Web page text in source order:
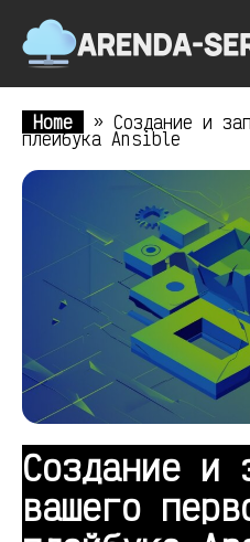
Home » Создание и
плейбука Ansible
Создание и
вашего